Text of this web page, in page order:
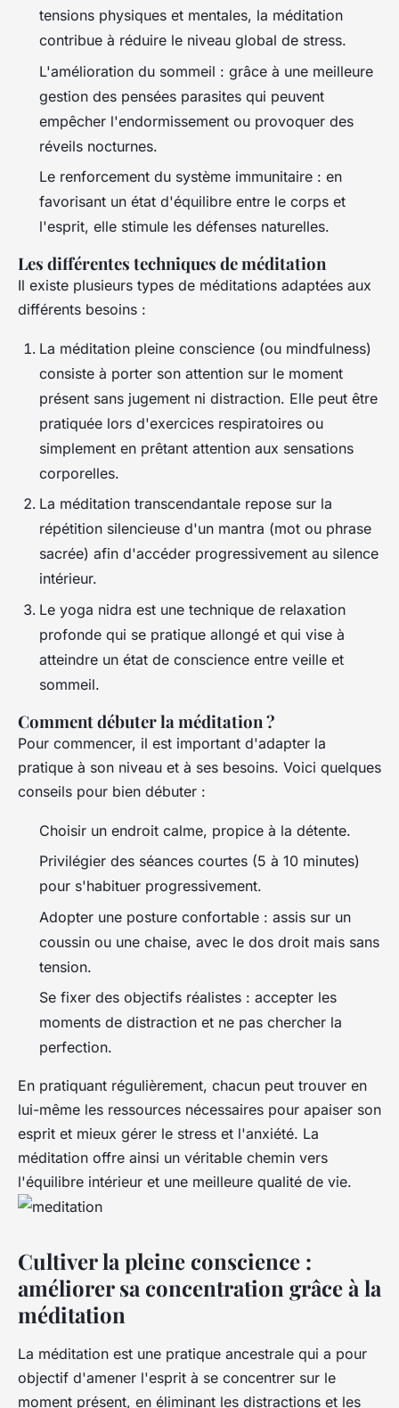
tensions physiques et mentales, la méditation
contribue à réduire le niveau global de stress.
L'amélioration du sommeil : grâce à une meilleure
gestion des pensées parasites qui peuvent
empêcher l'endormissement ou provoquer des
réveils nocturnes.
Le renforcement du système immunitaire : en
favorisant un état d'équilibre entre le corps et
l'esprit, elle stimule les défenses naturelles.
Les différentes techniques de méditation
Il existe plusieurs types de méditations adaptées aux
différents besoins :
La méditation pleine conscience (ou mindfulness)
consiste à porter son attention sur le moment
présent sans jugement ni distraction. Elle peut être
pratiquée lors d'exercices respiratoires ou
simplement en prêtant attention aux sensations
corporelles.
La méditation transcendantale repose sur la
répétition silencieuse d'un mantra (mot ou phrase
sacrée) afin d'accéder progressivement au silence
intérieur.
Le yoga nidra est une technique de relaxation
profonde qui se pratique allongé et qui vise à
atteindre un état de conscience entre veille et
sommeil.
Comment débuter la méditation ?
Pour commencer, il est important d'adapter la
pratique à son niveau et à ses besoins. Voici quelques
conseils pour bien débuter :
Choisir un endroit calme, propice à la détente.
Privilégier des séances courtes (5 à 10 minutes)
pour s'habituer progressivement.
Adopter une posture confortable : assis sur un
coussin ou une chaise, avec le dos droit mais sans
tension.
Se fixer des objectifs réalistes : accepter les
moments de distraction et ne pas chercher la
perfection.
En pratiquant régulièrement, chacun peut trouver en
lui-même les ressources nécessaires pour apaiser son
esprit et mieux gérer le stress et l'anxiété. La
méditation offre ainsi un véritable chemin vers
l'équilibre intérieur et une meilleure qualité de vie.
Cultiver la pleine conscience :
améliorer sa concentration grâce à la
méditation
La méditation est une pratique ancestrale qui a pour
objectif d'amener l'esprit à se concentrer sur le
moment présent, en éliminant les distractions et les